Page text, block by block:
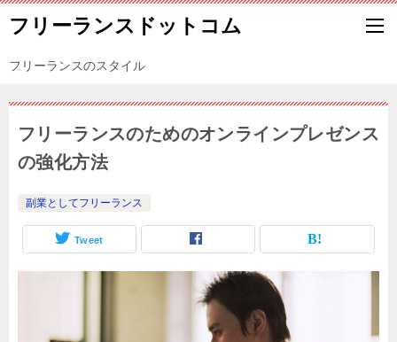
フリーランスドットコム
フリーランスのスタイル
フリーランスのためのオンラインプレゼンス
の強化方法
副業としてフリーランス
Tweet